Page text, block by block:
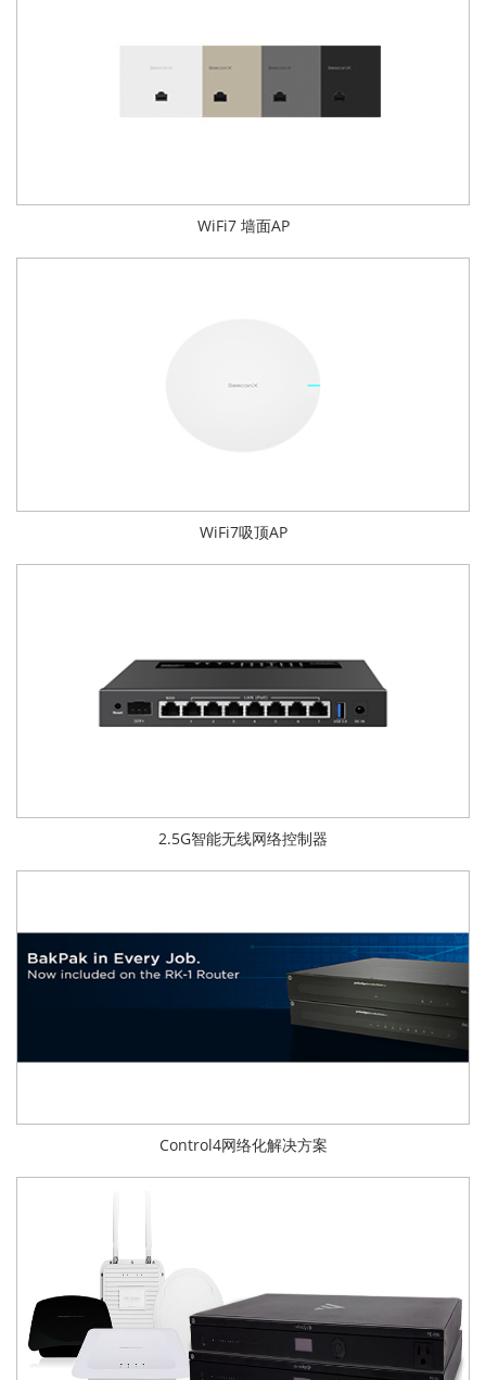
WiFi7 墙面AP
WiFi7吸顶AP
2.5G智能无线网络控制器
Control4网络化解决方案